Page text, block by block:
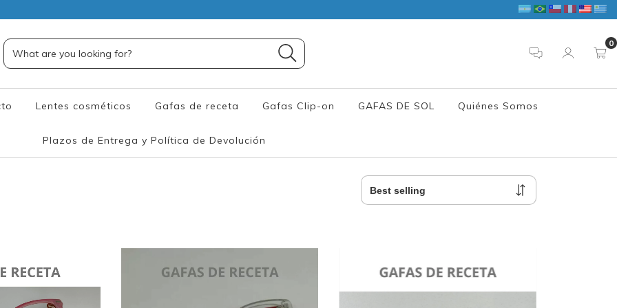
0
Lentes cosméticos Gafas de receta Gafas Clip-on GAFAS DE SOL Quiénes Somos
Plazos de Entrega y Política de Devolución